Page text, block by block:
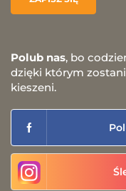
Polub nas, bo
dzięki którym
kieszeni.